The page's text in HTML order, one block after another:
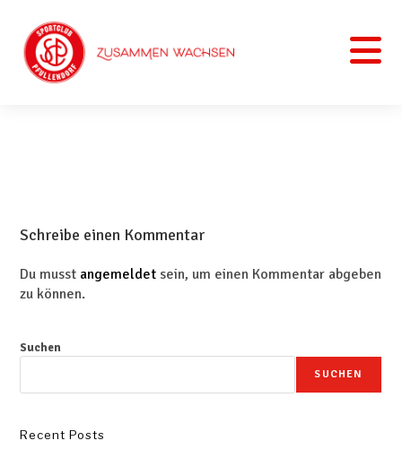
Schreibe einen Kommentar
Du musst angemeldet sein, um einen Kommentar abgeben
zu können.
Suchen
SUCHEN
Recent Posts